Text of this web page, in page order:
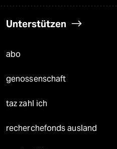
Unterstützen
abo
genossenschaft
taz zahl ich
recherchefonds ausland